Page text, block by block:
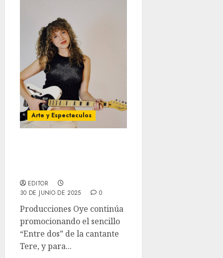
Arte y Espectaculos
EDITOR
30 DE JUNIO DE 2025
0
Producciones Oye continúa
promocionando el sencillo
“Entre dos” de la cantante
Tere, y para...